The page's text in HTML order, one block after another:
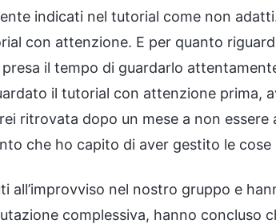
indicati nel tutorial come non
con attenzione. E per quanto
il tempo di guardarlo
il tutorial con attenzione prima,
ritrovata dopo un mese a non
che ho capito di aver gestito le
all’improvviso nel nostro gruppo e
complessiva, hanno concluso